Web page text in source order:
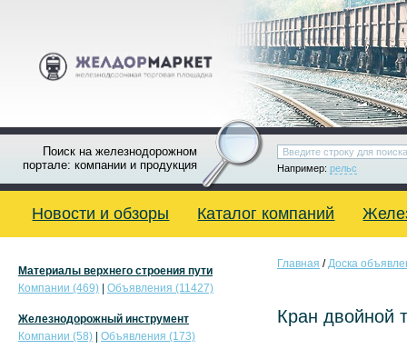
Поиск на железнодорожном
портале: компании и продукция
Например: рельс
Новости и обзоры Каталог компаний
Главная /Доска
Кран двойной
Материалы верхнего строения пути
Компании (469)
Объявления (11427)
Железнодорожный инструмент
Компании (58)
Объявления (173)